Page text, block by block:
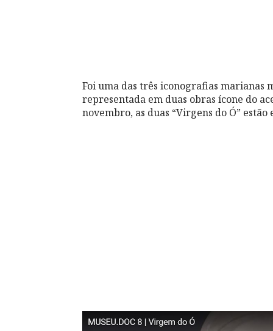
Foi uma das três iconografias marianas
representada em duas obras ícone do
novembro, as duas “Virgens do Ó”